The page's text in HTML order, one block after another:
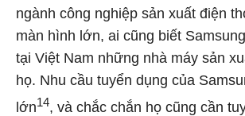
ngành công nghiệp sản xuất điện
màn hình lớn, ai cũng biết
tại Việt Nam những nhà máy sản
họ. Nhu cầu tuyển dụng của
lớn14, và chắc chắn họ cũng cần